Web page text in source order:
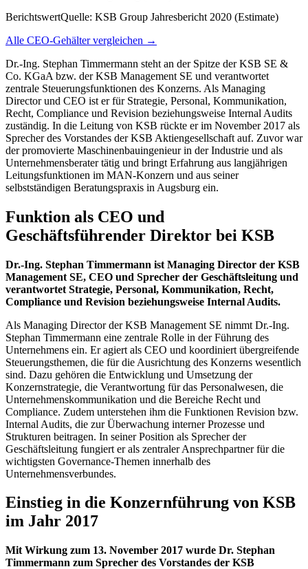
BerichtswertQuelle: KSB Group Jahresbericht 2020 (Estimate)
Alle CEO-Gehälter vergleichen →
Dr.-Ing. Stephan Timmermann steht an der Spitze der KSB SE &
Co. KGaA bzw. der KSB Management SE und verantwortet
zentrale Steuerungsfunktionen des Konzerns. Als Managing
Director und CEO ist er für Strategie, Personal, Kommunikation,
Recht, Compliance und Revision beziehungsweise Internal Audits
zuständig. In die Leitung von KSB rückte er im November 2017 als
Sprecher des Vorstandes der KSB Aktiengesellschaft auf. Zuvor war
der promovierte Maschinenbauingenieur in der Industrie und als
Unternehmensberater tätig und bringt Erfahrung aus langjährigen
Leitungsfunktionen im MAN‑Konzern und aus seiner
selbstständigen Beratungspraxis in Augsburg ein.
Funktion als CEO und
Geschäftsführender Direktor bei KSB
Dr.-Ing. Stephan Timmermann ist Managing Director der KSB
Management SE, CEO und Sprecher der Geschäftsleitung und
verantwortet Strategie, Personal, Kommunikation, Recht,
Compliance und Revision beziehungsweise Internal Audits.
Als Managing Director der KSB Management SE nimmt Dr.-Ing.
Stephan Timmermann eine zentrale Rolle in der Führung des
Unternehmens ein. Er agiert als CEO und koordiniert übergreifende
Steuerungsthemen, die für die Ausrichtung des Konzerns wesentlich
sind. Dazu gehören die Entwicklung und Umsetzung der
Konzernstrategie, die Verantwortung für das Personalwesen, die
Unternehmenskommunikation und die Bereiche Recht und
Compliance. Zudem unterstehen ihm die Funktionen Revision bzw.
Internal Audits, die zur Überwachung interner Prozesse und
Strukturen beitragen. In seiner Position als Sprecher der
Geschäftsleitung fungiert er als zentraler Ansprechpartner für die
wichtigsten Governance-Themen innerhalb des
Unternehmensverbundes.
Einstieg in die Konzernführung von KSB
im Jahr 2017
Mit Wirkung zum 13. November 2017 wurde Dr. Stephan
Timmermann zum Sprecher des Vorstandes der KSB